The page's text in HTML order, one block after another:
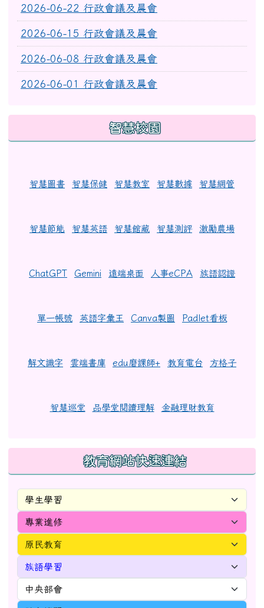
2026-06-22 行政會議及晨會
2026-06-15 行政會議及晨會
2026-06-08 行政會議及晨會
2026-06-01 行政會議及晨會
智慧校園
智慧圖書 智慧保健 智慧教室 智慧數據 智慧網管
智慧節能 智慧英語 智慧館藏 智慧測評 激勵農場
ChatGPT Gemini 遠端桌面 人事eCPA 族語認證
單一帳號 英語字彙王 Canva製圖 Padlet看板
解文識字 雲端書庫 edu磨課師+ 教育電台 方格子
智慧巡堂 品學堂閱讀理解 金融理財教育
教育網站快速連結